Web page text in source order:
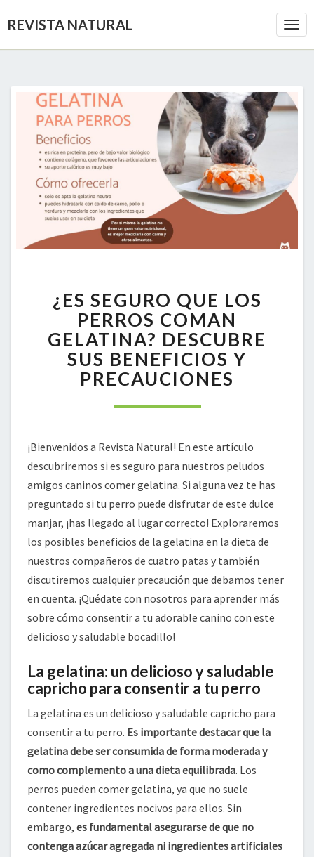
REVISTA NATURAL
SEGURO
QUE
LOS
PERROS
COMAN
GELATINA?
SUS
PRECAUCIONES
¿ES SEGURO QUE LOS
PERROS COMAN
GELATINA? DESCUBRE
SUS BENEFICIOS Y
PRECAUCIONES
¡Bienvenidos a Revista Natural! En este artículo
descubriremos si es seguro para nuestros peludos
amigos caninos comer gelatina. Si alguna vez te has
preguntado si tu perro puede disfrutar de este dulce
manjar, ¡has llegado al lugar correcto! Exploraremos
los posibles beneficios de la gelatina en la dieta de
nuestros compañeros de cuatro patas y también
discutiremos cualquier precaución que debamos tener
en cuenta. ¡Quédate con nosotros para aprender más
sobre cómo consentir a tu adorable canino con este
delicioso y saludable bocadillo!
La gelatina: un delicioso y saludable
capricho para consentir a tu perro
La gelatina es un delicioso y saludable capricho para
consentir a tu perro. Es importante destacar que la
gelatina debe ser consumida de forma moderada y
como complemento a una dieta equilibrada. Los
perros pueden comer gelatina, ya que no suele
contener ingredientes nocivos para ellos. Sin
embargo, es fundamental asegurarse de que no
contenga azúcar agregada ni ingredientes artificiales